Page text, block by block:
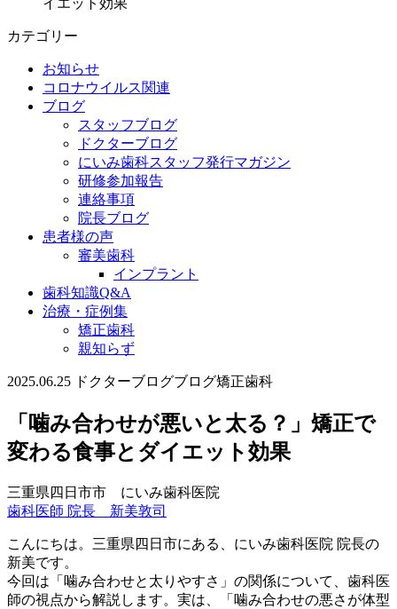
イエット効果
カテゴリー
お知らせ
コロナウイルス関連
ブログ
スタッフブログ
ドクターブログ
にいみ歯科スタッフ発行マガジン
研修参加報告
連絡事項
院長ブログ
患者様の声
審美歯科
インプラント
歯科知識Q&A
治療・症例集
矯正歯科
親知らず
2025.06.25 ドクターブログブログ矯正歯科
「噛み合わせが悪いと太る？」矯正で
変わる食事とダイエット効果
三重県四日市市 にいみ歯科医院
歯科医師 院長 新美敦司
こんにちは。三重県四日市にある、にいみ歯科医院 院長の
新美です。
今回は「噛み合わせと太りやすさ」の関係について、歯科医
師の視点から解説します。実は、「噛み合わせの悪さが体型